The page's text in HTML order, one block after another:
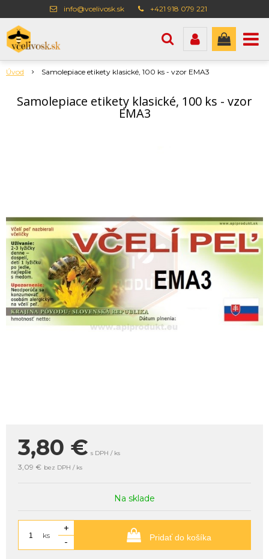
info@vcelivosk.sk +421 918 079 221
Úvod Samolepiace etikety klasické, 100 ks - vzor EMA3
Samolepiace etikety klasické, 100 ks - vzor
EMA3
3,80 € s DPH / ks
3,09 € bez DPH / ks
Na sklade
ks
+
-
Pridať do košíka